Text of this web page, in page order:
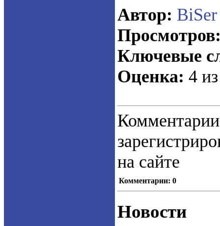
Автор: BiSer
Ключевые
Оценка: 4
на сайте
Комментарии: 0
Новости